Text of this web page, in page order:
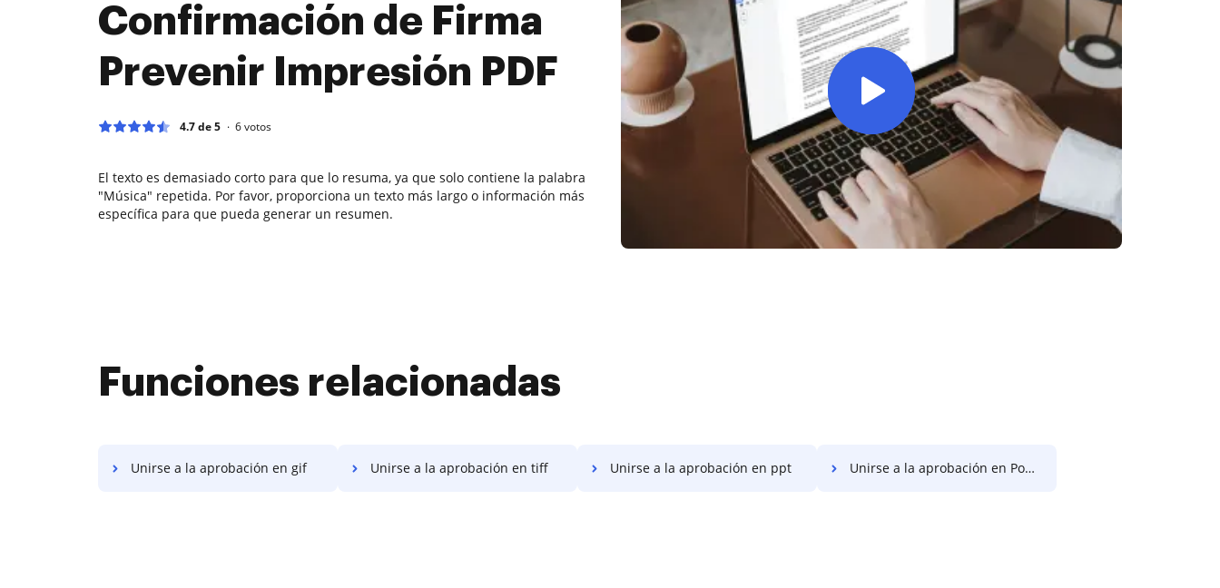
Confirmación de Firma
Prevenir Impresión PDF
4.7 de 5 6votos
El texto es demasiado corto para que lo resuma, ya que solo contiene la palabra
"Música" repetida. Por favor, proporciona un texto más largo o información más
específica para que pueda generar un resumen.
Funciones relacionadas
Unirse a la aprobación en gif Unirse a la aprobación en tiff Unirse a la aprobación en ppt Unirse a la aprobación en PowerPoint